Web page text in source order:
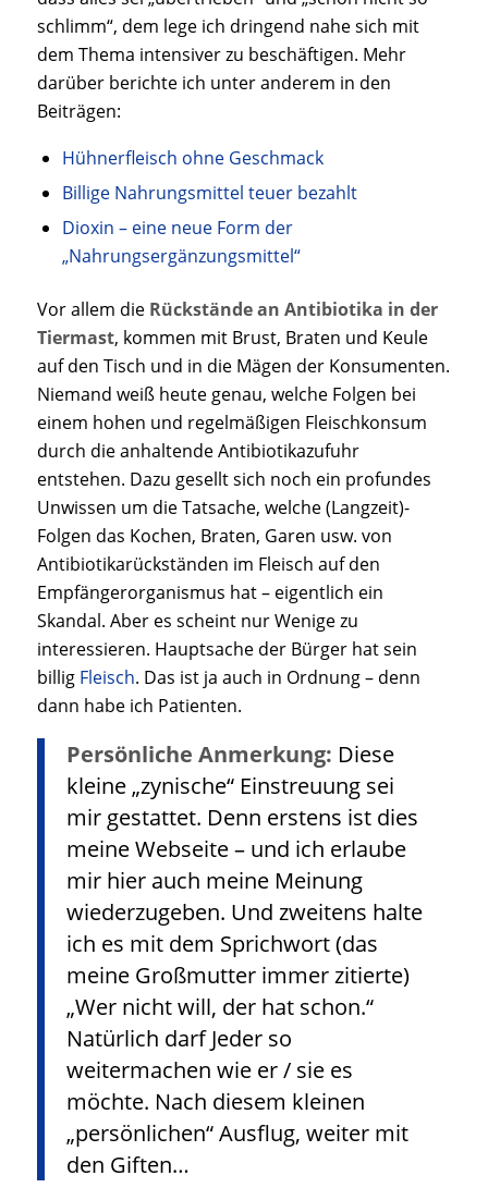
schlimm“, dem lege ich dringend nahe sich mit
dem Thema intensiver zu beschäftigen. Mehr
darüber berichte ich unter anderem in den
Beiträgen:
Hühnerfleisch ohne Geschmack
Billige Nahrungsmittel teuer bezahlt
Dioxin – eine neue Form der
„Nahrungsergänzungsmittel“
Vor allem die Rückstände an Antibiotika in der
Tiermast, kommen mit Brust, Braten und Keule
auf den Tisch und in die Mägen der Konsumenten.
Niemand weiß heute genau, welche Folgen bei
einem hohen und regelmäßigen Fleischkonsum
durch die anhaltende Antibiotikazufuhr
entstehen. Dazu gesellt sich noch ein profundes
Unwissen um die Tatsache, welche (Langzeit)-
Folgen das Kochen, Braten, Garen usw. von
Antibiotikarückständen im Fleisch auf den
Empfängerorganismus hat – eigentlich ein
Skandal. Aber es scheint nur Wenige zu
interessieren. Hauptsache der Bürger hat sein
billig Fleisch. Das ist ja auch in Ordnung – denn
dann habe ich Patienten.
Persönliche Anmerkung: Diese
kleine „zynische“ Einstreuung sei
mir gestattet. Denn erstens ist dies
meine Webseite – und ich erlaube
mir hier auch meine Meinung
wiederzugeben. Und zweitens halte
ich es mit dem Sprichwort (das
meine Großmutter immer zitierte)
„Wer nicht will, der hat schon.“
Natürlich darf Jeder so
weitermachen wie er / sie es
möchte. Nach diesem kleinen
„persönlichen“ Ausflug, weiter mit
den Giften…